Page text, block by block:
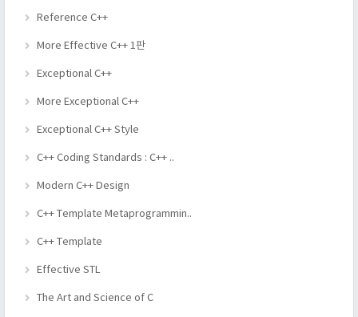
Reference C++
More Effective C++ 1판
Exceptional C++
More Exceptional C++
Exceptional C++ Style
C++ Coding Standards : C++ ..
Modern C++ Design
C++ Template Metaprogrammin..
C++ Template
Effective STL
The Art and Science of C